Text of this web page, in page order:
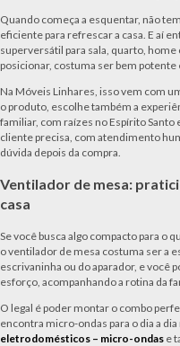
Quando começa a esquentar, não
eficiente para refrescar a casa. E aí
superversátil para sala, quarto,
posicionar, costuma ser bem potente
Na Móveis Linhares, isso vem com
o produto, escolhe também a
familiar, com raízes no Espírito Santo
cliente precisa, com atendimento
dúvida depois da compra.
Ventilador de mesa:
casa
Se você busca algo compacto para o
o ventilador de mesa costuma ser a
escrivaninha ou do aparador, e você
esforço, acompanhando a rotina da
O legal é poder montar o combo
encontra micro-ondas para o dia a
eletrodomésticos – micro-ondas e